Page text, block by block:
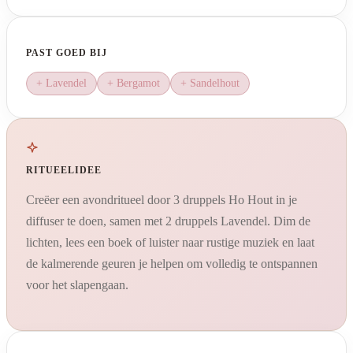
PAST GOED BIJ
+ Lavendel + Bergamot + Sandelhout
RITUEELIDEE
Creëer een avondritueel door 3 druppels Ho Hout in je
diffuser te doen, samen met 2 druppels Lavendel. Dim de
lichten, lees een boek of luister naar rustige muziek en laat
de kalmerende geuren je helpen om volledig te ontspannen
voor het slapengaan.